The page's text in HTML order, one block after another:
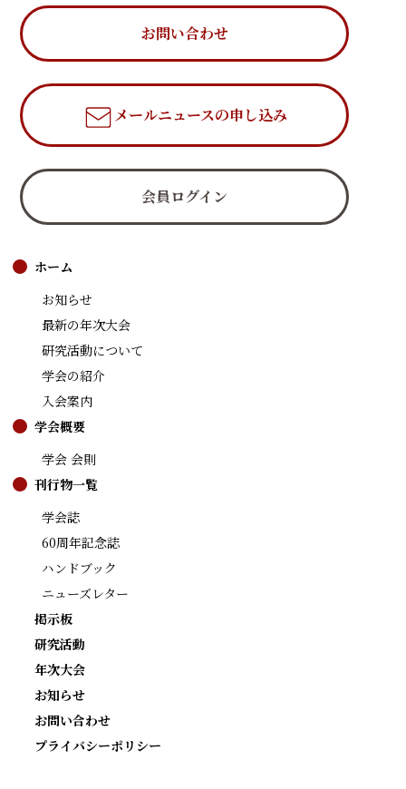
お問い合わせ
メールニュースの申し込み
会員ログイン
ホーム
お知らせ
最新の年次大会
研究活動について
学会の紹介
入会案内
学会概要
学会 会則
刊行物一覧
学会誌
60周年記念誌
ハンドブック
ニューズレター
掲示板
研究活動
年次大会
お知らせ
お問い合わせ
プライバシーポリシー